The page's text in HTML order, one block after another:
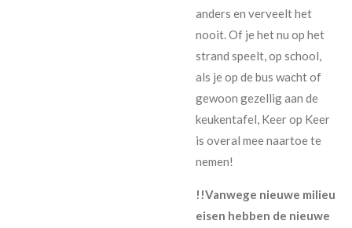
anders en verveelt het
nooit. Of je het nu op het
strand speelt, op school,
als je op de bus wacht of
gewoon gezellig aan de
keukentafel, Keer op Keer
is overal mee naartoe te
nemen!
!!Vanwege nieuwe milieu
eisen hebben de nieuwe